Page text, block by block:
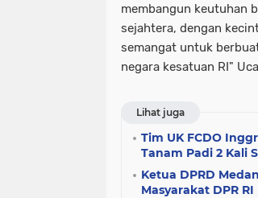
membangun keutuhan
sejahtera, dengan
semangat untuk
negara kesatuan RI"
Lihat juga
Tim UK FCDO
Tanam Padi 2 Kali
Ketua DPRD
Masyarakat DPR RI